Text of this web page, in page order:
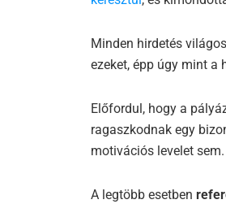
Minden hirdetés
ezeket, épp úgy mint a
Előfordul, hogy a
ragaszkodnak egy
motivációs levelet sem.
A legtöbb esetben